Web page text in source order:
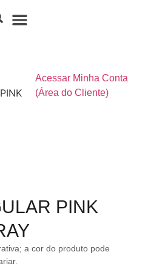
Acessar Minha Conta
(Área do Cliente)
PINK
a cor do produto pode